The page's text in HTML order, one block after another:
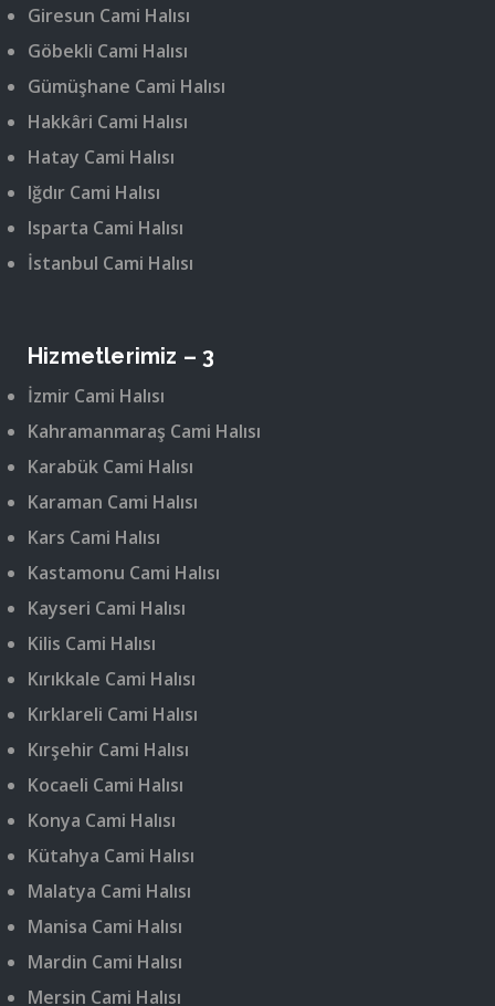
Giresun Cami Halısı
Göbekli Cami Halısı
Gümüşhane Cami Halısı
Hakkâri Cami Halısı
Hatay Cami Halısı
Iğdır Cami Halısı
Isparta Cami Halısı
İstanbul Cami Halısı
Hizmetlerimiz – 3
İzmir Cami Halısı
Kahramanmaraş Cami Halısı
Karabük Cami Halısı
Karaman Cami Halısı
Kars Cami Halısı
Kastamonu Cami Halısı
Kayseri Cami Halısı
Kilis Cami Halısı
Kırıkkale Cami Halısı
Kırklareli Cami Halısı
Kırşehir Cami Halısı
Kocaeli Cami Halısı
Konya Cami Halısı
Kütahya Cami Halısı
Malatya Cami Halısı
Manisa Cami Halısı
Mardin Cami Halısı
Mersin Cami Halısı